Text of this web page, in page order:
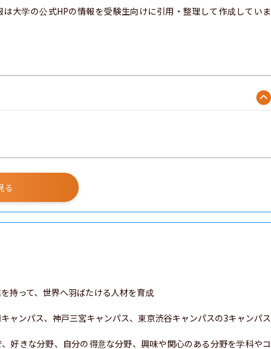
大学の公式HPの情報を受験生向けに引用・整理して作成していま
る
持って、世界へ⽻ばたける⼈材を育成
ャンパス、神⼾三宮キャンパス、東京渋谷キャンパスの3キャンパス
好きな分野、自分の得意な分野、興味や関心のある分野を学科やコ